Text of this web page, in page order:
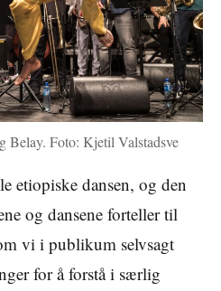
Belay. Foto: Kjetil Valstadsve
etiopiske dansen, og den
og dansene forteller til
vi i publikum selvsagt
for å forstå i særlig